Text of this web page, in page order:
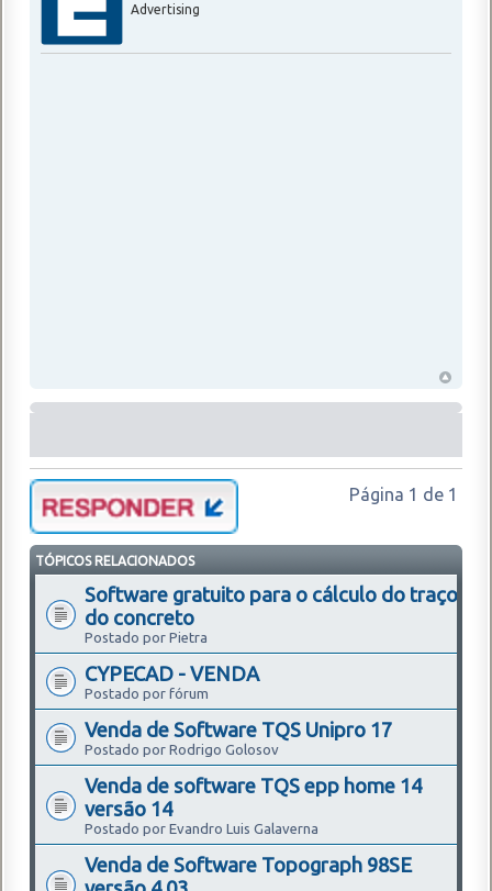
Advertising
Página 1 de 1
TÓPICOS RELACIONADOS
Software gratuito para o cálculo do traço
do concreto
Postado por Pietra
CYPECAD - VENDA
Postado por fórum
Venda de Software TQS Unipro 17
Postado por Rodrigo Golosov
Venda de software TQS epp home 14
versão 14
Postado por Evandro Luis Galaverna
Venda de Software Topograph 98SE